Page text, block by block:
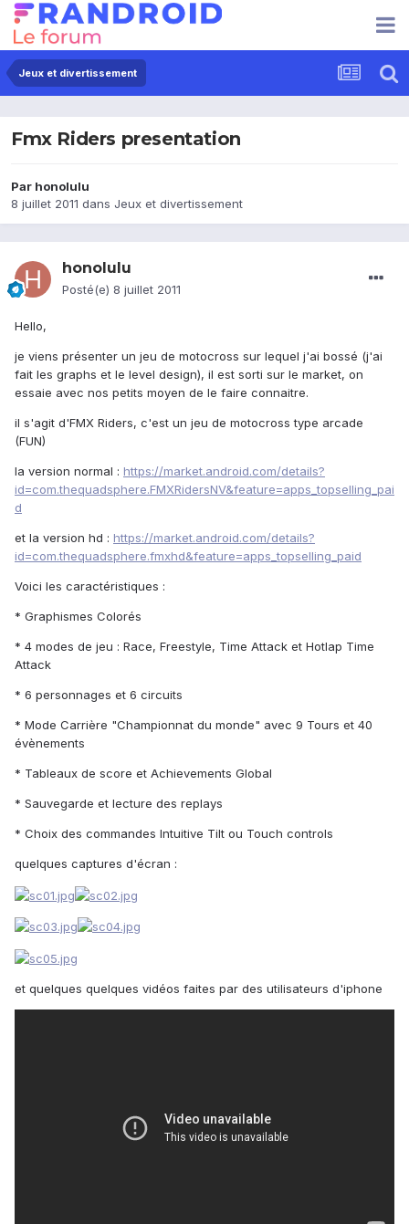
Jeux et divertissement
Fmx Riders presentation
Par honolulu
8 juillet 2011 dans Jeux et divertissement
honolulu
Posté(e) 8 juillet 2011
Hello,
je viens présenter un jeu de motocross sur lequel j'ai bossé (j'ai
fait les graphs et le level design), il est sorti sur le market, on
essaie avec nos petits moyen de le faire connaitre.
il s'agit d'FMX Riders, c'est un jeu de motocross type arcade
(FUN)
la version normal : https://market.android.com/details?
id=com.thequadsphere.FMXRidersNV&feature=apps_topselling_pai
d
et la version hd : https://market.android.com/details?
id=com.thequadsphere.fmxhd&feature=apps_topselling_paid
Voici les caractéristiques :
* Graphismes Colorés
* 4 modes de jeu : Race, Freestyle, Time Attack et Hotlap Time
Attack
* 6 personnages et 6 circuits
* Mode Carrière "Championnat du monde" avec 9 Tours et 40
évènements
* Tableaux de score et Achievements Global
* Sauvegarde et lecture des replays
* Choix des commandes Intuitive Tilt ou Touch controls
quelques captures d'écran :
et quelques quelques vidéos faites par des utilisateurs d'iphone